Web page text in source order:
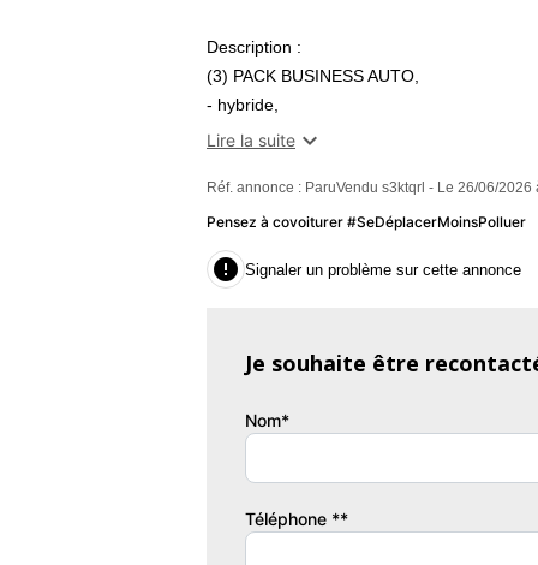
Description :
(3) PACK BUSINESS AUTO,
- hybride,
- gris,
- Allumage automatique des feux,
- Assistance au demarrage en cote (HAC),
- Banquette AR rabattable 60/40,
- GPS Couleurs + Camera recul,
- Essuie-glace AV a detecteur de pluie,
- Feux de jour a LED,
- Projecteurs a LED,
- Regulateur de vitesse,
- Retroviseur interieur jour/nuit
Lire la suite 
Réf. annonce : ParuVendu s3ktqrl - Le 26/06/2026
Pensez à covoiturer #SeDéplacerMoinsPolluer
 Signaler un problème sur cette annonce
Je souhaite être
Nom*
Téléphone **